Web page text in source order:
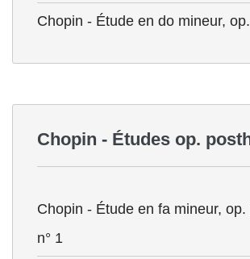
Chopin - Étude en do mineur,
Chopin - Études op.
Chopin - Étude en fa mineur,
n° 1